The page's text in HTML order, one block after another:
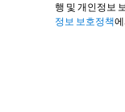
행 및 개인정보
정보 보호정책